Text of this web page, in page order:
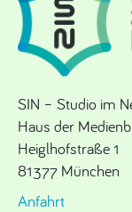
SIN – Studio im
Haus der
Heiglhofstraße 1
81377 München
Anfahrt